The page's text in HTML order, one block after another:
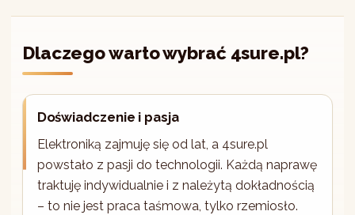
Dlaczego warto wybrać 4sure.pl?
Doświadczenie i pasja
Elektroniką zajmuję się od lat, a 4sure.pl
powstało z pasji do technologii. Każdą naprawę
traktuję indywidualnie i z należytą dokładnością
– to nie jest praca taśmowa, tylko rzemiosło.